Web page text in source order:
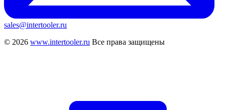
sales@intertooler.ru
© 2026 www.intertooler.ru Все права защищены